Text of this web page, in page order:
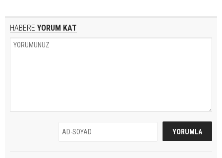
HABERE YORUM KAT